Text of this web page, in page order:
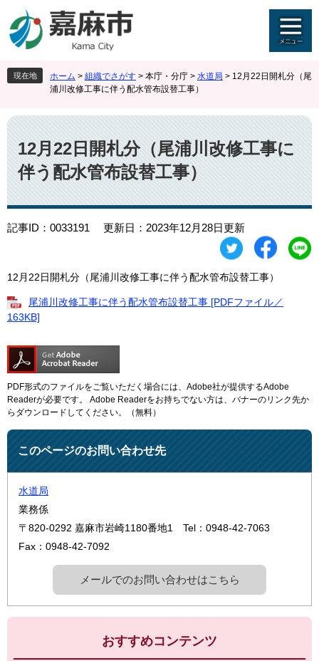
ジ
先
頭
。
ュ
を
飛
て
本
文
へ
現在地 ホーム > 組織でさがす > 本庁・分庁 > 水道局 > 12月22日開札分（尾
浦川改修工事に伴う配水管布設替工事）
本
文
12月22日開札分（尾浦川改修工事に
伴う配水管布設替工事）
記事ID：0033191 更新日：2023年12月28日更新
12月22日開札分（尾浦川改修工事に伴う配水管布設替工事）
尾浦川改修工事に伴う配水管布設替工事 [PDFファイル／
163KB]
PDF形式のファイルをご覧いただく場合には、Adobe社が提供するAdobe
Readerが必要です。
Adobe Readerをお持ちでない方は、バナーのリンク先か
らダウンロードしてください。（無料）
このページのお問い合わせ先
水道局
業務係
〒820-0292 嘉麻市岩崎1180番地1
Tel：0948-42-7063
Fax：0948-42-7092
メールでのお問い合わせはこちら
おすすめコンテンツ